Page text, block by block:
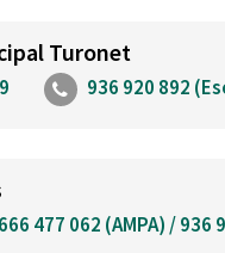
Turonet
936 920 892
666 477 062 (AMPA) / 936